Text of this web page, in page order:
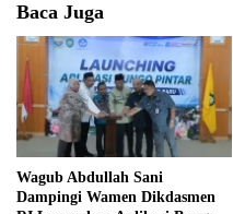
Baca Juga
Wagub Abdullah Sani
Dampingi Wamen Dikdasmen